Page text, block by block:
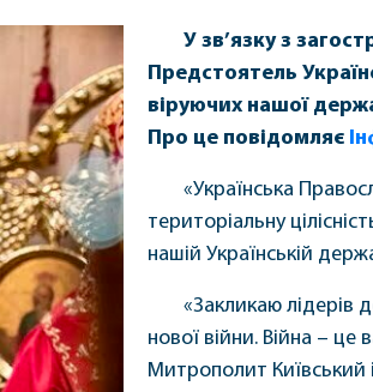
У зв’язку з
Предстоятель
віруючих нашої
Про це повідомляє
«Українська
територіальну
нашій Українській
«Закликаю лідерів
нової війни. Війна –
Митрополит Київський